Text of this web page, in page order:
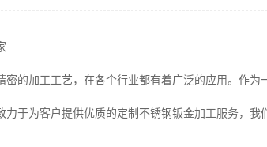
密的加工工艺，在各个行业都有着广泛的应用。作
力于为客户提供优质的定制不锈钢钣金加工服务，